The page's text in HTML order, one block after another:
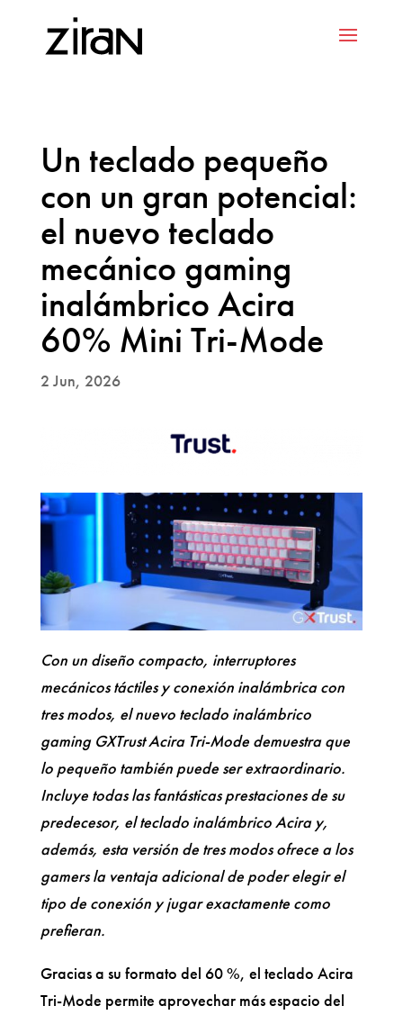
Un teclado pequeño
con un gran potencial:
el nuevo teclado
mecánico gaming
inalámbrico Acira
60% Mini Tri-Mode
2 Jun, 2026
Con un diseño compacto, interruptores
mecánicos táctiles y conexión inalámbrica con
tres modos, el nuevo teclado inalámbrico
gaming GXTrust Acira Tri-Mode demuestra que
lo pequeño también puede ser extraordinario.
Incluye todas las fantásticas prestaciones de su
predecesor, el teclado inalámbrico Acira y,
además, esta versión de tres modos ofrece a los
gamers la ventaja adicional de poder elegir el
tipo de conexión y jugar exactamente como
prefieran.
Gracias a su formato del 60 %, el teclado Acira
Tri-Mode permite aprovechar más espacio del